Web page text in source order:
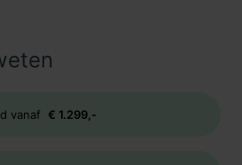
vanaf € 1.299,-